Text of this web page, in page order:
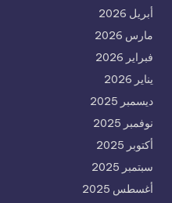
أبريل 2026
مارس 2026
فبراير 2026
يناير 2026
ديسمبر 2025
نوفمبر 2025
أكتوبر 2025
سبتمبر 2025
أغسطس 2025